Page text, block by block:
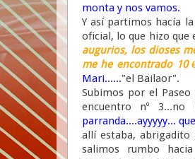
monta y nos vamos.
Y así partimos hacía
oficial, lo que hizo que
augurios, los dioses
me he encontrado 10
Mari......"el Bailaor".
Subimos por el
encuentro nº
parranda....ayyyyy...
allí estaba, abrigadito
salimos rumbo